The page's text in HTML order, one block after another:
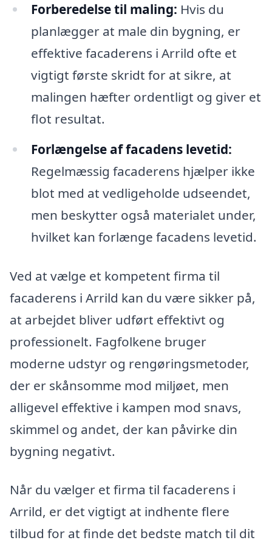
Forberedelse til maling: Hvis du
planlægger at male din bygning, er
effektive facaderens i Arrild ofte et
vigtigt første skridt for at sikre, at
malingen hæfter ordentligt og giver et
flot resultat.
Forlængelse af facadens levetid:
Regelmæssig facaderens hjælper ikke
blot med at vedligeholde udseendet,
men beskytter også materialet under,
hvilket kan forlænge facadens levetid.
Ved at vælge et kompetent firma til
facaderens i Arrild kan du være sikker på,
at arbejdet bliver udført effektivt og
professionelt. Fagfolkene bruger
moderne udstyr og rengøringsmetoder,
der er skånsomme mod miljøet, men
alligevel effektive i kampen mod snavs,
skimmel og andet, der kan påvirke din
bygning negativt.
Når du vælger et firma til facaderens i
Arrild, er det vigtigt at indhente flere
tilbud for at finde det bedste match til dit